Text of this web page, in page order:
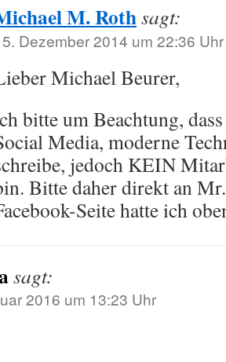
M. Rothsagt:
Dezember 2014 um 22:36 Uhr
Michael Beurer,
bitte um Beachtung,
Media, moderne
jedoch KEIN
Bitte daher direkt an
Seite hatte ich
sagt:
2016 um 13:23 Uhr